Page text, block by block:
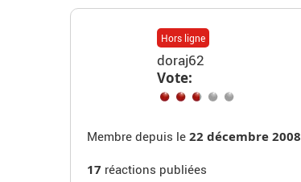
Hors ligne
doraj62
Vote:
Membre depuis le 22 décembre 2008
17 réactions publiées